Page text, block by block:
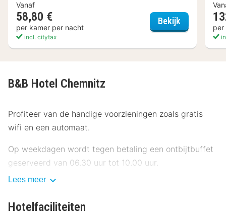
Vanaf
58,80 €
per kamer per nacht
incl. citytax
Bekijk Super 8 by
per
B&B Hotel Chemnitz
Profiteer van de handige voorzieningen zoals gratis
wifi en een automaat.
Op weekdagen wordt tegen betaling een ontbijtbuffet
geserveerd van 06.30 uur tot 10.00 uur.
Enkele van de voorzieningen zijn een snelle
Ter plaatse heb je gratis parkeerplaatsen.
Lees meer
Hotelfaciliteiten